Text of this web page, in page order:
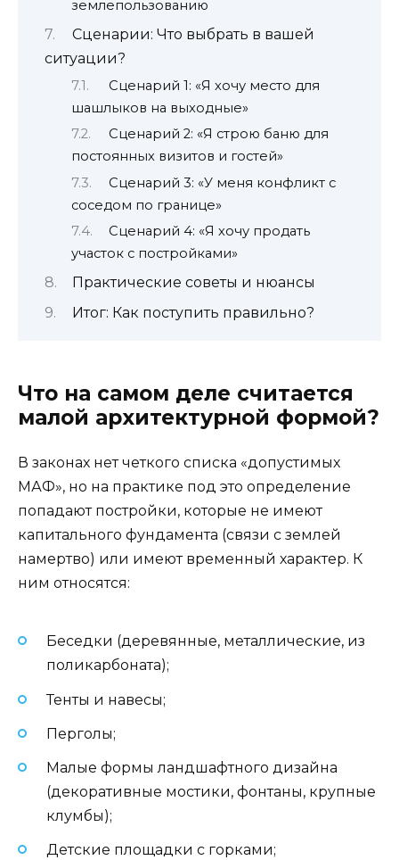
землепользованию
Сценарии: Что выбрать в вашей
ситуации?
Сценарий 1: «Я хочу место для
шашлыков на выходные»
Сценарий 2: «Я строю баню для
постоянных визитов и гостей»
Сценарий 3: «У меня конфликт с
соседом по границе»
Сценарий 4: «Я хочу продать
участок с постройками»
Практические советы и нюансы
Итог: Как поступить правильно?
Что на самом деле считается
малой архитектурной формой?
В законах нет четкого списка «допустимых
МАФ», но на практике под это определение
попадают постройки, которые не имеют
капитального фундамента (связи с землей
намертво) или имеют временный характер. К
ним относятся:
Беседки (деревянные, металлические, из
поликарбоната);
Тенты и навесы;
Перголы;
Малые формы ландшафтного дизайна
(декоративные мостики, фонтаны, крупные
клумбы);
Детские площадки с горками;